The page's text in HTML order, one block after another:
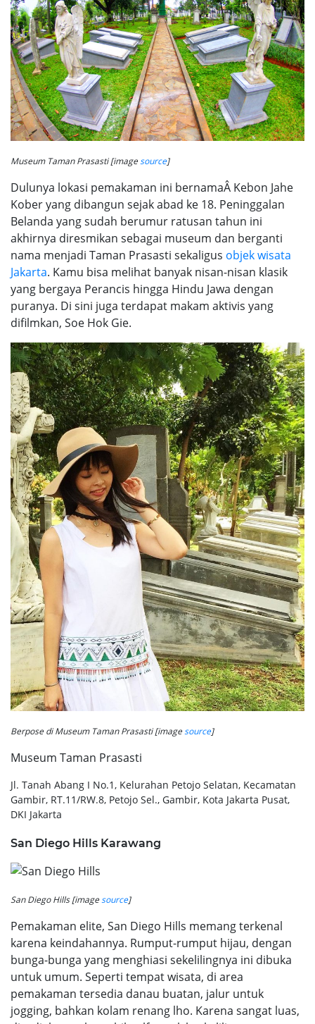
Museum Taman Prasasti [imagesource]
Dulunya lokasi pemakaman ini bernamaÂ Kebon Jahe
Kober yang dibangun sejak abad ke 18. Peninggalan
Belanda yang sudah berumur ratusan tahun ini
akhirnya diresmikan sebagai museum dan berganti
nama menjadi Taman Prasasti sekaligus objek wisata
Jakarta. Kamu bisa melihat banyak nisan-nisan klasik
yang bergaya Perancis hingga Hindu Jawa dengan
puranya. Di sini juga terdapat makam aktivis yang
difilmkan, Soe Hok Gie.
Berpose di Museum Taman Prasasti [imagesource]
Museum Taman Prasasti
Jl. Tanah Abang I No.1, Kelurahan Petojo Selatan, Kecamatan
Gambir, RT.11/RW.8, Petojo Sel., Gambir, Kota Jakarta Pusat,
DKI Jakarta
San Diego Hills Karawang
San Diego Hills [imagesource]
Pemakaman elite, San Diego Hills memang terkenal
karena keindahannya. Rumput-rumput hijau, dengan
bunga-bunga yang menghiasi sekelilingnya ini dibuka
untuk umum. Seperti tempat wisata, di area
pemakaman tersedia danau buatan, jalur untuk
jogging, bahkan kolam renang lho. Karena sangat luas,